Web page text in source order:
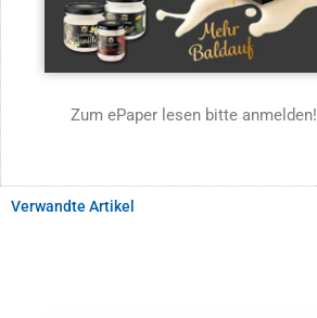
Zum ePaper lesen bitte anmelden!
Verwandte Artikel